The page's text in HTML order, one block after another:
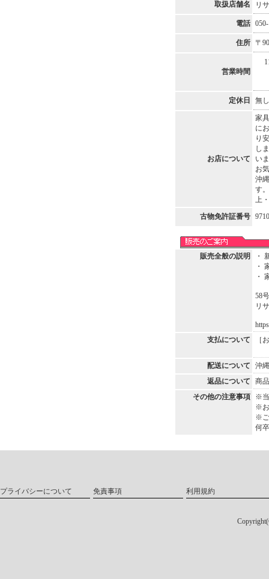
取扱店舗名 リ
電話
住所 〒
営業時間
定休日 無し
お店について
家
に
り
し
い
お
沖
す
上
古物免許証番号
販売全般の説明
・
・
・
58
リ
支払について
［
配送について
沖
返品について
商
その他の注意事項
※当
※お
※ご
何
プライバシーについて 免責事項 利用規約